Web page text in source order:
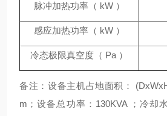
脉冲加热功率（ kW ）
感应加热功率（ kW ）
冷态极限真空度（ Pa ）
备注：设备主机占地面积：
m；设备总功率：130KVA ；冷却